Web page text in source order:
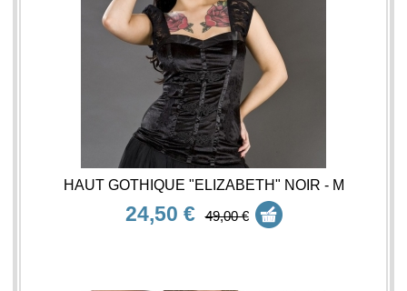
HAUT GOTHIQUE "ELIZABETH" NOIR - M
24,50 € 49,00 €